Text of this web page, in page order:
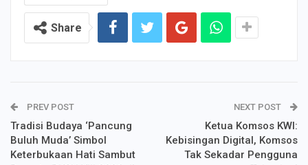
Share
PREV POST
Tradisi Budaya ‘Pancung
Buluh Muda’ Simbol
Keterbukaan Hati Sambut
NEXT POST
Ketua Komsos KWI:
Kebisingan Digital, Komsos
Tak Sekadar Pengguna